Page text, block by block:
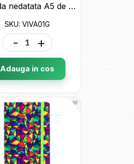
Agenda nedatata A5 de lux Viva Arles Galben VIVA01G
SKU: VIVA01G
- +
Adauga in cos